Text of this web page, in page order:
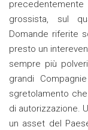
grossista, sul
Domande riferite
presto un
sempre più
grandi
sgretolamento
di autorizzazione.
un asset del